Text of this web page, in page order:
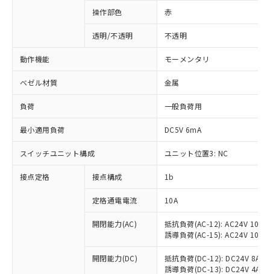
操作部色 赤
透明/不透明 不透明
動作機能 モーメンタリ
ベゼル材質 金属
負荷 一般負荷用
最小適用負荷 DC5V 6mA
スイッチユニット構成 ユニット位置3: NC
接点定格 接点構成 1b
定格通電電流 10A
開閉能力(AC)
抵抗負荷(AC-12): AC24V 10A/
誘導負荷(AC-15): AC24V
開閉能力(DC)
抵抗負荷(DC-12): DC24V 8A/
誘導負荷(DC-13): DC24V 4A/
ご利用条件
対応済み：EU RoHS指令（10物質）の
非含有に対応した製品が提供可能な商品で
対応予定：EU RoHS指令（10物質）の非含
有に対応した製品に切り替える予定のある